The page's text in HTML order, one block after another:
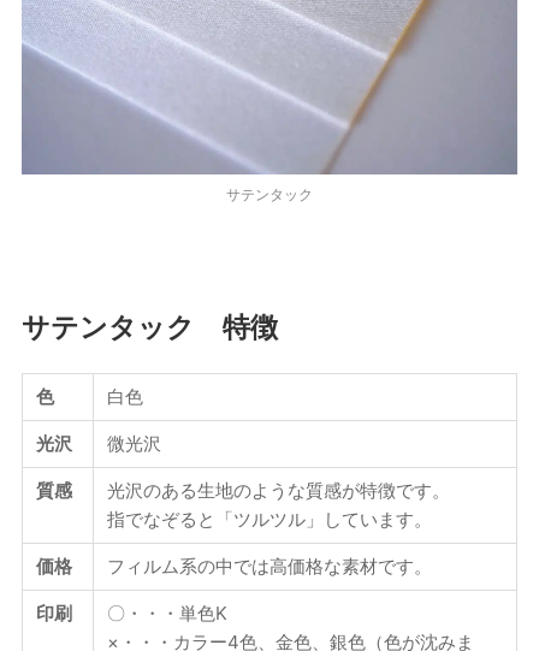
サテンタック
サテンタック 特徴
色 白色
光沢 微光沢
質感
光沢のある生地のような質感が特徴です。
指でなぞると「ツルツル」しています。
価格 フィルム系の中では高価格な素材です。
印刷
〇・・・単色K
×・・・カラー4色、金色、銀色（色が沈みま